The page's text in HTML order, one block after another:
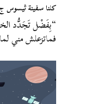
كلنا سفينة ثيسوس
“بِفَضْل تَجَدُّد
فماتزعلش مني